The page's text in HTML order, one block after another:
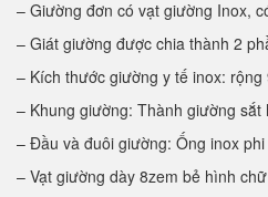
– Giường đơn có vạt giường Inox,
– Giát giường được chia thành 2
– Kích thước giường y tế inox:
– Khung giường: Thành giường sắt
– Đầu và đuôi giường: Ống inox phi
– Vạt giường dày 8zem bẻ hình